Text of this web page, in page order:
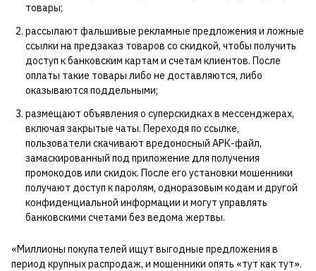
товары;
рассылают фальшивые рекламные предложения и ложные
ссылки на предзаказ товаров со скидкой, чтобы получить
доступ к банковским картам и счетам клиентов. После
оплаты такие товары либо не доставляются, либо
оказываются поддельными;
размещают объявления о суперскидках в мессенджерах,
включая закрытые чаты. Переходя по ссылке,
пользователи скачивают вредоносный АРК-файл,
замаскированный под приложение для получения
промокодов или скидок. После его установки мошенники
получают доступ к паролям, одноразовым кодам и другой
конфиденциальной информации и могут управлять
банковскими счетами без ведома жертвы.
«Миллионы покупателей ищут выгодные предложения в
период крупных распродаж, и мошенники опять «тут как тут».